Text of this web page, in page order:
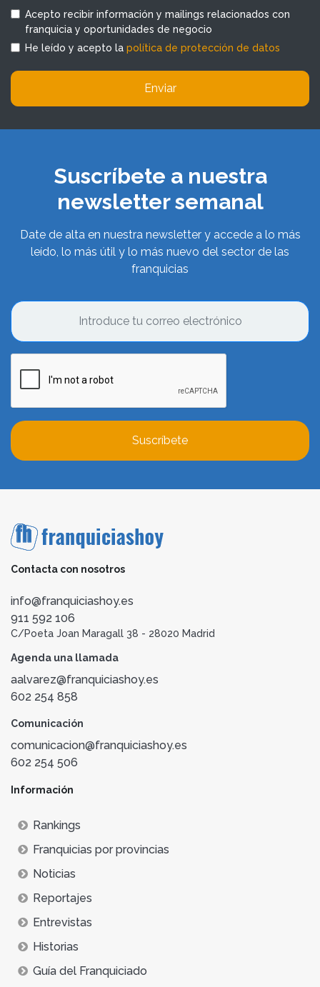
Acepto recibir información y mailings relacionados con
franquicia y oportunidades de negocio
He leído y acepto la política de protección de datos
Enviar
Suscríbete a nuestra
newsletter semanal
Date de alta en nuestra newsletter y accede a lo más
leído, lo más útil y lo más nuevo del sector de las
franquicias
Suscríbete
Contacta con nosotros
info@franquiciashoy.es
911 592 106
C/Poeta Joan Maragall 38 - 28020 Madrid
Agenda una llamada
aalvarez@franquiciashoy.es
602 254 858
Comunicación
comunicacion@franquiciashoy.es
602 254 506
Información
Rankings
Franquicias por provincias
Noticias
Reportajes
Entrevistas
Historias
Guía del Franquiciado